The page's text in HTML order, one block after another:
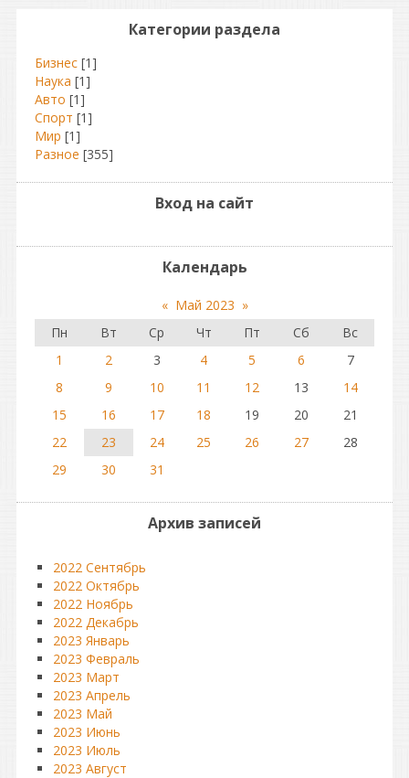
Категории раздела
Бизнес [1]
Наука [1]
Авто [1]
Спорт [1]
Мир [1]
Разное [355]
Вход на сайт
Календарь
« Май 2023 »
Пн
Вт Ср Чт Пт Сб
Вс
1
2 3 4 5 6
7
8
9 10 11 12 13
14
15
16 17 18 19 20
21
22
23 24 25 26 27
28
29
30 31
Архив записей
2022 Сентябрь
2022 Октябрь
2022 Ноябрь
2022 Декабрь
2023 Январь
2023 Февраль
2023 Март
2023 Апрель
2023 Май
2023 Июнь
2023 Июль
2023 Август